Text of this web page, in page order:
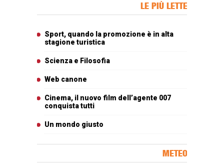
LE PIÙ LETTE
Sport, quando la promozione è in alta
stagione turistica
Scienza e Filosofia
Web canone
Cinema, il nuovo film dell’agente 007
conquista tutti
Un mondo giusto
METEO